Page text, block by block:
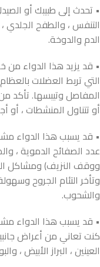
• تحدث إلى طبيبك أو
التنفس ، والطفح الجلدي
الدم والدوخة.
• قد يزيد هذا الدواء من
التي تربط العضلات
أو تتناول المنشطات ، أو
• قد يسبب هذا الدواء
عدد الصفائح الدموية ،
ووقف النزيف) ومشاكل
وتأخر التئام الجروح
والشحوب.
• قد يسبب هذا الدواء
كنت تعاني من أعراض
العينين ، البراز الأبيض ،